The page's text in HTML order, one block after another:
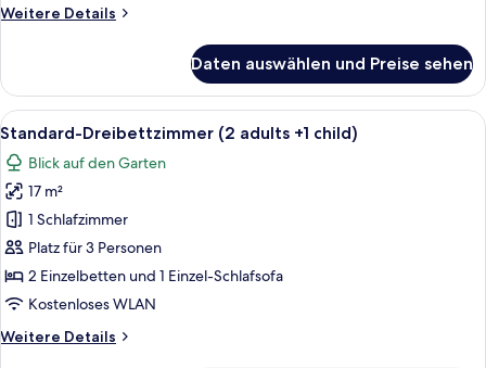
Weitere Details
Weitere
Doppelzimmer
Daten auswählen und Preise sehen
Alle
Fotos
für
Standard-
Dreibettzimmer
(2
adults
+1
anzeigen
Ein modernes Hotelzimmer mit
6
Standard-Dreibettzimmer (2 adults +1 child)
Blick auf den Garten
17 m²
1 Schlafzimmer
Platz für 3 Personen
2 Einzelbetten und 1 Einzel-Schlafsofa
Kostenloses WLAN
Weitere Details
Weitere